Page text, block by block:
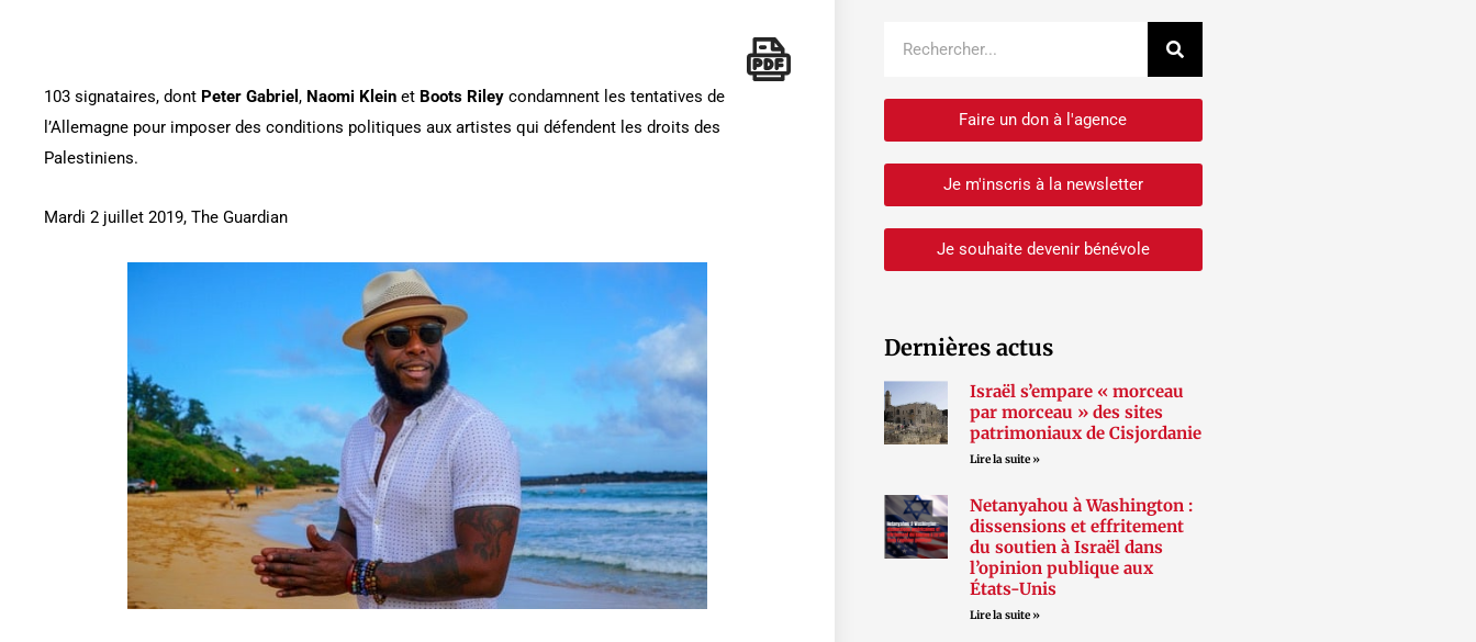
103 signataires, dont Peter Gabriel , Naomi Klein et Boots Riley condamnent les tentatives de
l’Allemagne pour imposer des conditions politiques aux artistes qui défendent les droits des
Palestiniens.
Mardi 2 juillet 2019, The Guardian
Faire un don à l'agence
Je m'inscris à la newsletter
Je souhaite devenir bénévole
Dernières actus
Israël s’empare « morceau
par morceau » des sites
patrimoniaux de Cisjordanie
Lire la suite »
Netanyahou à Washington :
dissensions et effritement
du soutien à Israël dans
l’opinion publique aux
États-Unis
Lire la suite »